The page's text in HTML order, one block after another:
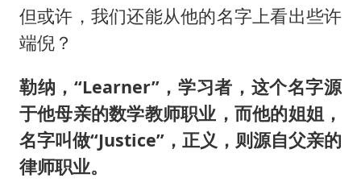
但或许，我们还能从他的名字上看出些许
端倪？
勒纳，“Learner”，学习者，这个名字源
于他母亲的数学教师职业，而他的姐姐，
名字叫做“Justice”，正义，则源自父亲的
律师职业。